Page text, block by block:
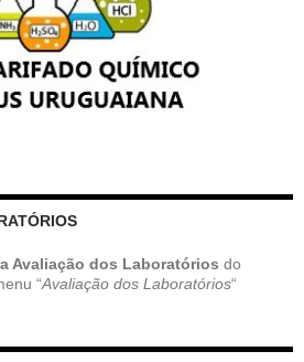
Avaliação dos Laboratórios do
“Avaliação dos Laboratórios“